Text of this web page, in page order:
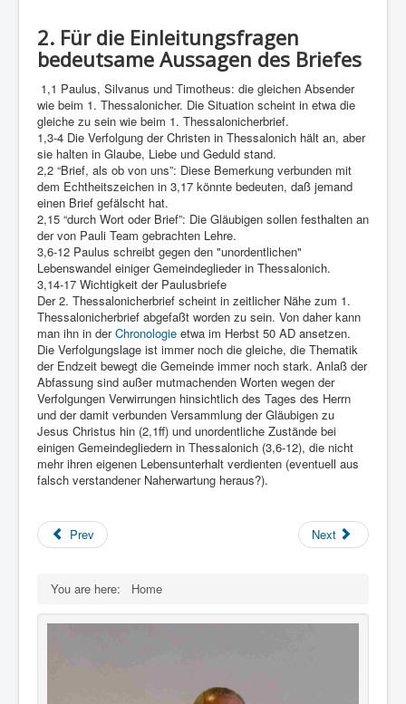
2. Für die Einleitungsfragen
bedeutsame Aussagen des Briefes
1,1 Paulus, Silvanus und Timotheus: die gleichen Absender
wie beim 1. Thessalonicher. Die Situation scheint in etwa die
gleiche zu sein wie beim 1. Thessalonicherbrief.
1,3-4 Die Verfolgung der Christen in Thessalonich hält an, aber
sie halten in Glaube, Liebe und Geduld stand.
2,2 “Brief, als ob von uns”: Diese Bemerkung verbunden mit
dem Echtheitszeichen in 3,17 könnte bedeuten, daß jemand
einen Brief gefälscht hat.
2,15 “durch Wort oder Brief”: Die Gläubigen sollen festhalten an
der von Pauli Team gebrachten Lehre.
3,6-12 Paulus schreibt gegen den "unordentlichen"
Lebenswandel einiger Gemeindeglieder in Thessalonich.
3,14-17 Wichtigkeit der Paulusbriefe
Der 2. Thessalonicherbrief scheint in zeitlicher Nähe zum 1.
Thessalonicherbrief abgefaßt worden zu sein. Von daher kann
man ihn in derChronologie etwa im Herbst 50 AD ansetzen.
Die Verfolgungslage ist immer noch die gleiche, die Thematik
der Endzeit bewegt die Gemeinde immer noch stark. Anlaß der
Abfassung sind außer mutmachenden Worten wegen der
Verfolgungen Verwirrungen hinsichtlich des Tages des Herrn
und der damit verbunden Versammlung der Gläubigen zu
Jesus Christus hin (2,1ff) und unordentliche Zustände bei
einigen Gemeindegliedern in Thessalonich (3,6-12), die nicht
mehr ihren eigenen Lebensunterhalt verdienten (eventuell aus
falsch verstandener Naherwartung heraus?).
Prev Next
You are here: Home